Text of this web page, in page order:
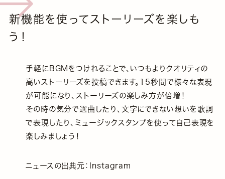
新機能を使ってストーリーズを楽しも
う！
手軽にBGMをつけれることで、いつもよりクオリティの
高いストーリーズを投稿できます。15秒間で様々な表現
が可能になり、ストーリーズの楽しみ方が倍増！
その時の気分で選曲したり、文字にできない想いを歌詞
で表現したり、ミュージックスタンプを使って自己表現を
楽しみましょう！
ニュースの出典元：Instagram